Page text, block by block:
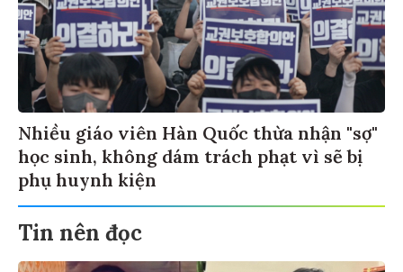
Nhiều giáo viên Hàn Quốc thừa nhận "sợ"
học sinh, không dám trách phạt vì sẽ bị
phụ huynh kiện
Tin nên đọc